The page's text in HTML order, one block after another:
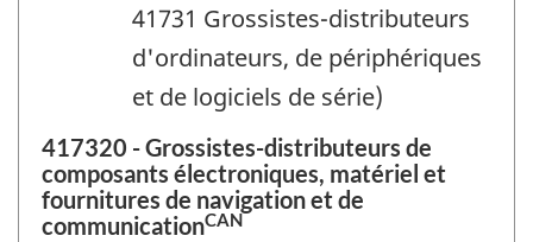
41731 Grossistes-distributeurs
d'ordinateurs, de périphériques
et de logiciels de série)
417320 - Grossistes-distributeurs de
composants électroniques, matériel et
fournitures de navigation et de
communicationCAN